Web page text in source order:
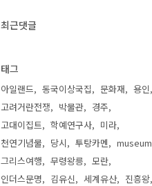
최근댓글
태그
아일랜드 동국이상국집 문화재
용인
고려거란전쟁
박물관
경주
고대이집트
학예연구사
미라
천연기념물
당시 투탕카멘
museum
그리스여행
무령왕릉
모란
인더스문명
김유신 세계유산
진흥왕